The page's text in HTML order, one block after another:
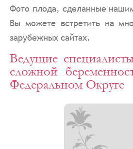
Фото плода, сделанные
Вы можете встретить на
зарубежных сайтах.
Ведущие
сложной
Федеральном Округе